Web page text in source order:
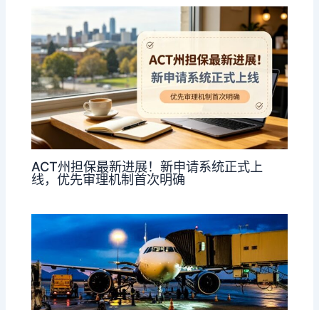
ACT州担保最新进展！新申请系统正式上
线，优先审理机制首次明确